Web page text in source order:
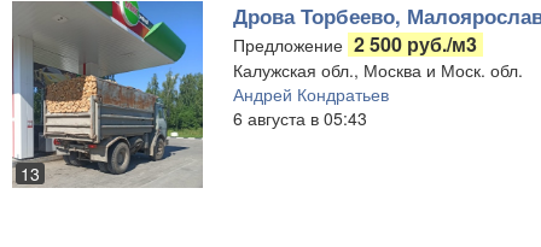
13
Дрова Торбеево,
Предложение 2 500 руб./м3
Калужская обл., Москва и Моск. обл.
Андрей Кондратьев
6 августа в 05:43